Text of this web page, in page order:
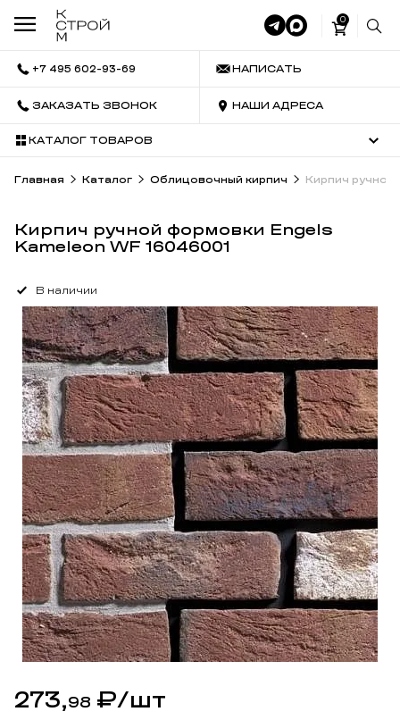
0
+7 495 602-93-69 НАПИСАТЬ
ЗАКАЗАТЬ ЗВОНОК НАШИ АДРЕСА
КАТАЛОГ ТОВАРОВ
Главная Каталог Облицовочный кирпич Кирпич ручной
Кирпич ручной формовки Engels
Kameleon WF 16046001
В наличии
273,98 ₽/шт